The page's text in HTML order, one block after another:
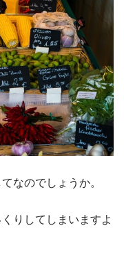
なのでしょうか。
りしてしまいますよ